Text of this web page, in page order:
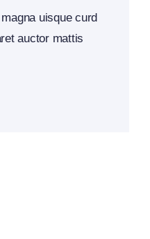
uisque curd
auctor mattis